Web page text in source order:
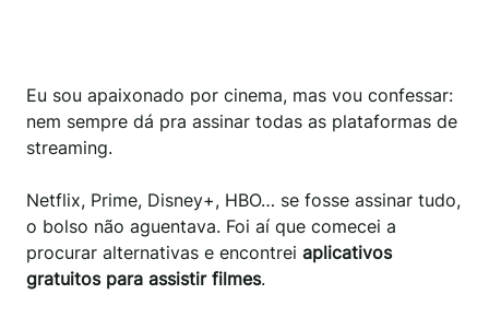
Eu sou apaixonado por cinema, mas vou confessar:
nem sempre dá pra assinar todas as plataformas de
streaming.
Netflix, Prime, Disney+, HBO… se fosse assinar tudo,
o bolso não aguentava. Foi aí que comecei a
procurar alternativas e encontrei aplicativos
gratuitos para assistir filmes.